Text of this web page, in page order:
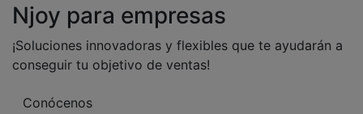
Njoy para empresas
¡Soluciones innovadoras y flexibles que te ayudarán a
conseguir tu objetivo de ventas!
Conócenos